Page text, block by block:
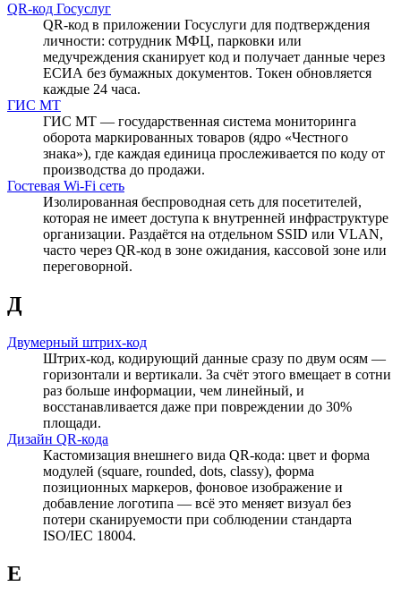
QR-код Госуслуг
QR-код в приложении Госуслуги для подтверждения
личности: сотрудник МФЦ, парковки или
медучреждения сканирует код и получает данные через
ЕСИА без бумажных документов. Токен обновляется
каждые 24 часа.
ГИС МТ
ГИС МТ — государственная система мониторинга
оборота маркированных товаров (ядро «Честного
знака»), где каждая единица прослеживается по коду от
производства до продажи.
Гостевая Wi-Fi сеть
Изолированная беспроводная сеть для посетителей,
которая не имеет доступа к внутренней инфраструктуре
организации. Раздаётся на отдельном SSID или VLAN,
часто через QR-код в зоне ожидания, кассовой зоне или
переговорной.
Д
Двумерный штрих-код
Штрих-код, кодирующий данные сразу по двум осям —
горизонтали и вертикали. За счёт этого вмещает в сотни
раз больше информации, чем линейный, и
восстанавливается даже при повреждении до 30%
площади.
Дизайн QR-кода
Кастомизация внешнего вида QR-кода: цвет и форма
модулей (square, rounded, dots, classy), форма
позиционных маркеров, фоновое изображение и
добавление логотипа — всё это меняет визуал без
потери сканируемости при соблюдении стандарта
ISO/IEC 18004.
Е